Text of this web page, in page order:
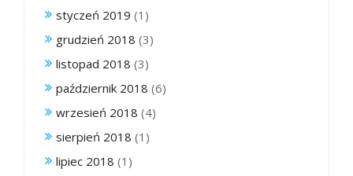
styczeń 2019 (1)
grudzień 2018 (3)
listopad 2018 (3)
październik 2018 (6)
wrzesień 2018 (4)
sierpień 2018 (1)
lipiec 2018 (1)